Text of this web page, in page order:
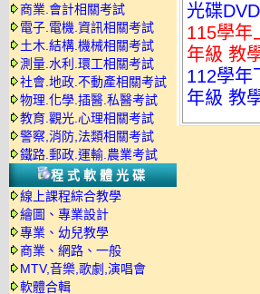
商業.會計相關考試
電子.電機.資訊相關考試
土木.結構.機械相關考試
測量.水利.環工相關考試
社會.地政.不動產相關考試
物理.化學.插醫.私醫考試
教育.觀光.心理相關考試
警察,消防,法類相關考試
鐵路.郵政.運輸.農業考試
程式軟體光碟
線上課程綜合教學
繪圖、專業設計
專業、幼兒教學
商業、網路、一般
MTV,音樂,歌劇,演唱會
軟體合輯
光碟
115學年
年級 教
112學年
年級 教